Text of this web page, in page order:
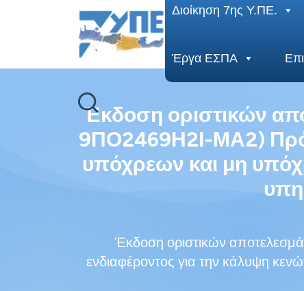
Διοίκηση 7ης Υ.ΠΕ.
Έργα ΕΣΠΑ
End Header Section -->
Έκδοση οριστικών
9ΠΟ2469Η2Ι-ΜΑ2)
υπόχρεων και μη
Έκδοση οριστικών
ενδιαφέροντος για την κάλυψη